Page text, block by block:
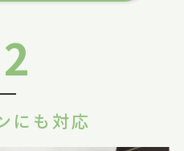
にも対応